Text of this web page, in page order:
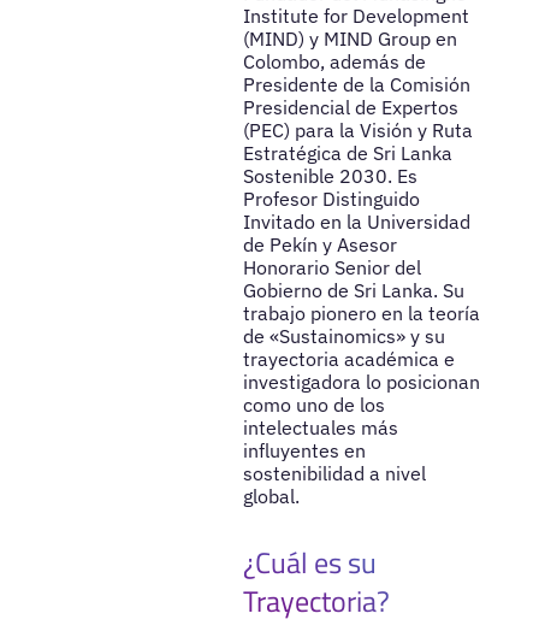
Institute for Development
(MIND) y MIND Group en
Colombo, además de
Presidente de la Comisión
Presidencial de Expertos
(PEC) para la Visión y Ruta
Estratégica de Sri Lanka
Sostenible 2030. Es
Profesor Distinguido
Invitado en la Universidad
de Pekín y Asesor
Honorario Senior del
Gobierno de Sri Lanka. Su
trabajo pionero en la teoría
de «Sustainomics» y su
trayectoria académica e
investigadora lo posicionan
como uno de los
intelectuales más
influyentes en
sostenibilidad a nivel
global.
¿Cuál es su
Trayectoria?